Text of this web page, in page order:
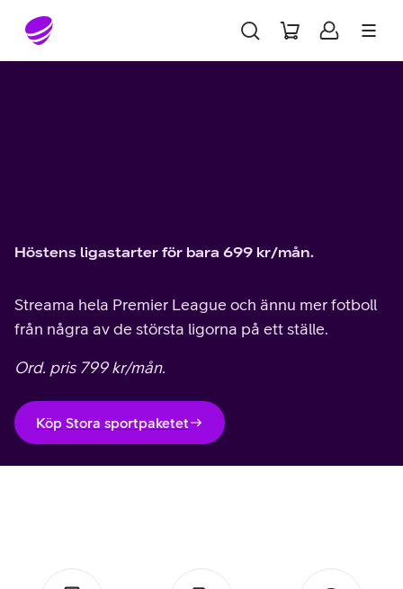
Gå till sidans innehåll
Höstens ligastarter för bara 699 kr/mån.
Streama hela Premier League och ännu mer fotboll
från några av de största ligorna på ett ställe.
Ord. pris 799 kr/mån.
Köp Stora sportpaketet